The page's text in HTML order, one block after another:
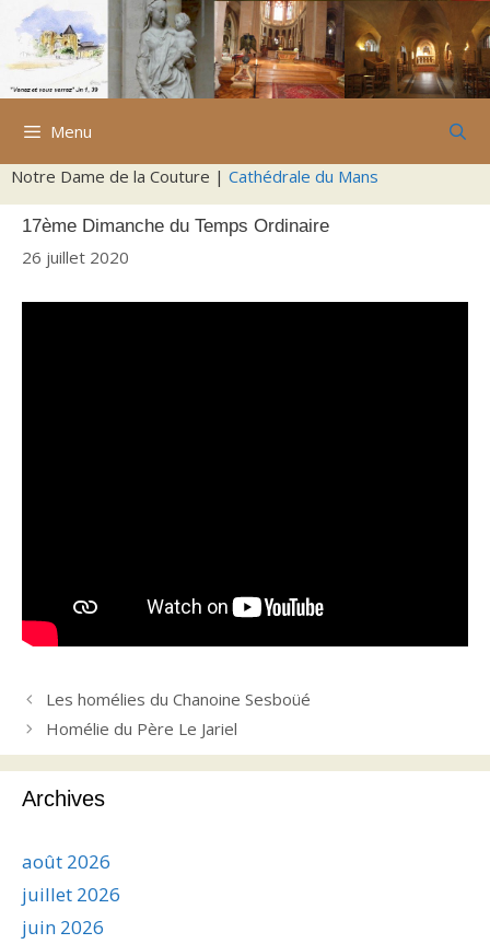
Aller
contenu
Menu
Notre Dame de la Couture | Cathédrale du Mans
17ème Dimanche du Temps Ordinaire
26 juillet 2020
Les homélies du Chanoine Sesboüé
Homélie du Père Le Jariel
Archives
août 2026
juillet 2026
juin 2026